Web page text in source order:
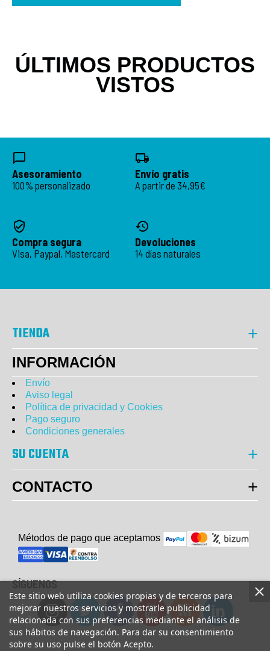
Este sitio web utiliza cookies propias y de terceros para
mejorar nuestros servicios y mostrarle publicidad
relacionada con sus preferencias mediante el análisis de
sus hábitos de navegación. Para dar su consentimiento
sobre su uso pulse el botón Acepto.
ÚLTIMOS PRODUCTOS
VISTOS
Asesoramiento
100% personalizado
Envío gratis
A partir de 34,95€
Compra segura
Visa, Paypal, Mastercard
Devoluciones
14 días naturales
TIENDA
INFORMACIÓN
Envío
Aviso legal
Política de privacidad y Cookies
Pago seguro
Condiciones generales
SU CUENTA
CONTACTO
Métodos de pago que aceptamos
SÍGUENOS